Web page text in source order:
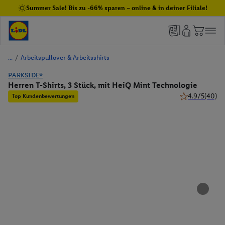
Summer Sale! Bis zu -66% sparen – online & in deiner Filiale!
/ Arbeitspullover & Arbeitsshirts
PARKSIDE®
Herren T-Shirts, 3 Stück, mit HeiQ Mint Technologie
Top Kundenbewertungen 4.9/5(40)